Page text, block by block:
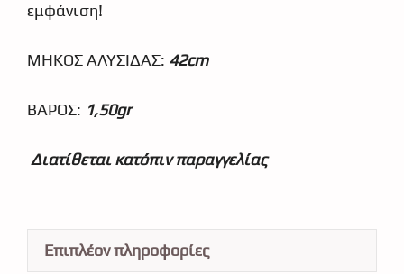
εμφάνιση!
ΜΗΚΟΣ ΑΛΥΣΙΔΑΣ: 42cm
ΒΑΡΟΣ: 1,50gr
Διατίθεται κατόπιν παραγγελίας
Επιπλέον πληροφορίες